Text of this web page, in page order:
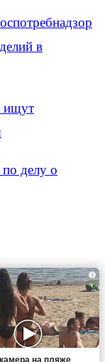
в
ищут
делу о
i
на пляже